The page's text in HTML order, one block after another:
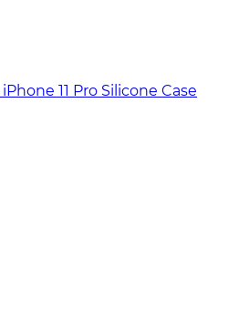
11 Pro Silicone Case